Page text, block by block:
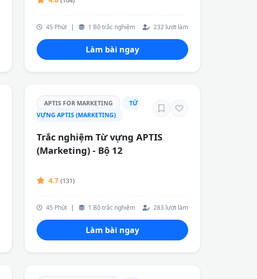
45 Phút | 1 Bộ trắc nghiệm 232 lượt làm
Làm bài ngay
APTIS FOR MARKETING
TỪ
VỰNG APTIS (MARKETING)
Trắc nghiệm Từ vựng APTIS
(Marketing) - Bộ 12
4.7 (131)
45 Phút | 1 Bộ trắc nghiệm 283 lượt làm
Làm bài ngay